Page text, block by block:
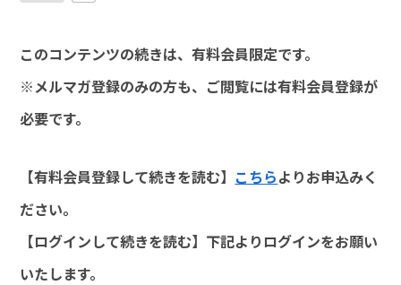
このコンテンツの続きは、有料会員限定です。
※メルマガ登録のみの方も、ご閲覧には有料会員登録が
必要です。
【有料会員登録して続きを読む】 こちらよりお申込みく
ださい。
【ログインして続きを読む】下記よりログインをお願い
いたします。